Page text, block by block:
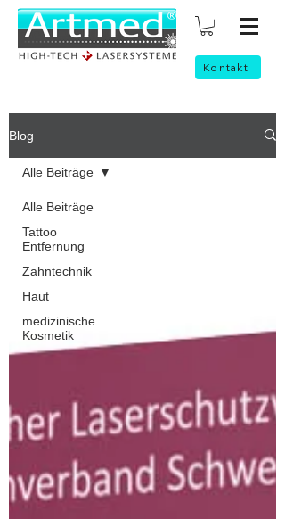
Kontakt
Blog
Alle Beiträge
Tattoo
Entfernung
Zahntechnik
Haut
medizinische
Kosmetik
Alle Beiträge